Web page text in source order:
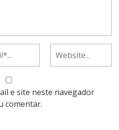
e site neste navegador
comentar.